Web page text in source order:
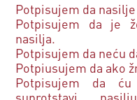
Potpisujem da
Potpisujem da je
nasilja.
Potpisujem da neću
Potpiusujem da ako
Potpisujem da